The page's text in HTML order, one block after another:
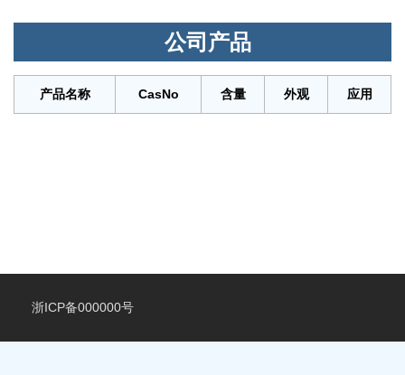
公司产品
产品名称 CasNo 含量 外观 应用
浙ICP备000000号